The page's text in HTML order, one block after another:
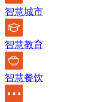
智慧城市
智慧教育
智慧餐饮